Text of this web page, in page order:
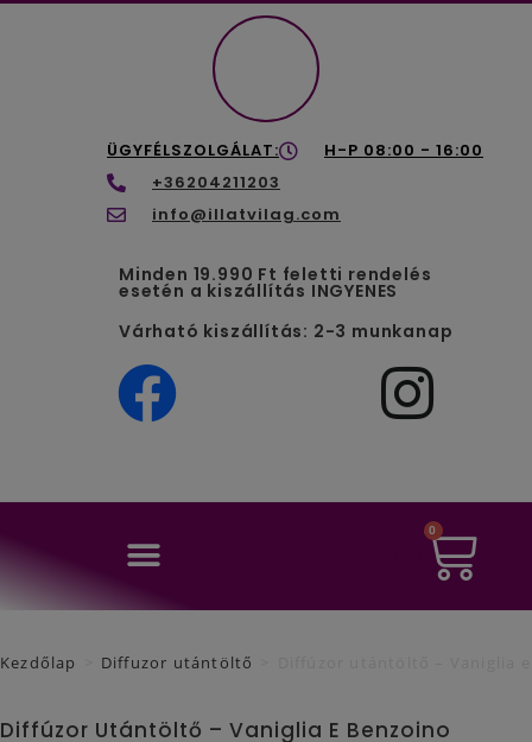
ÜGYFÉLSZOLGÁLAT:
H-P 08:00 - 16:00
+36204211203
info@illatvilag.com
Minden 19.990 Ft feletti rendelés
esetén a kiszállítás INGYENES
Várható kiszállítás: 2-3 munkanap
0
Kezdőlap Diffuzor utántöltő
Diffúzor Utántöltő – Vaniglia E Benzoino